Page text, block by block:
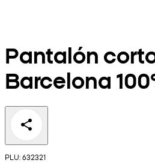
Pantalón
Barcelona
PLU: 632321